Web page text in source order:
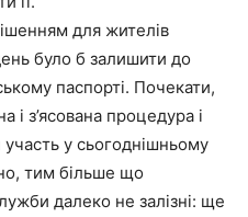
для жителів
було б залишити до
паспорті. Почекати,
і з’ясована процедура і
у сьогоднішньому
тим більше що
далеко не залізні: ще